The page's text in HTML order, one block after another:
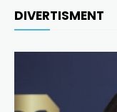
DIVERTISMENT